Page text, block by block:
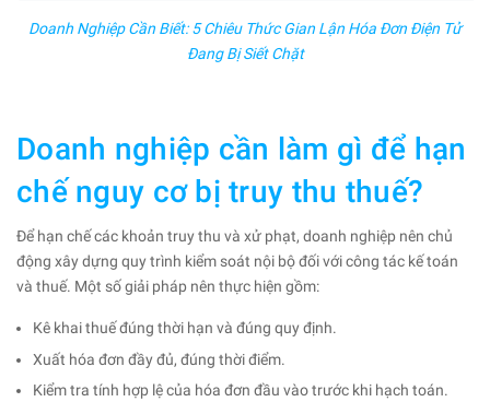
Doanh Nghiệp Cần Biết: 5 Chiêu Thức Gian Lận Hóa Đơn Điện Tử
Đang Bị Siết Chặt
Doanh nghiệp cần làm gì để hạn
chế nguy cơ bị truy thu thuế?
Để hạn chế các khoản truy thu và xử phạt, doanh nghiệp nên chủ
động xây dựng quy trình kiểm soát nội bộ đối với công tác kế toán
và thuế. Một số giải pháp nên thực hiện gồm:
Kê khai thuế đúng thời hạn và đúng quy định.
Xuất hóa đơn đầy đủ, đúng thời điểm.
Kiểm tra tính hợp lệ của hóa đơn đầu vào trước khi hạch toán.